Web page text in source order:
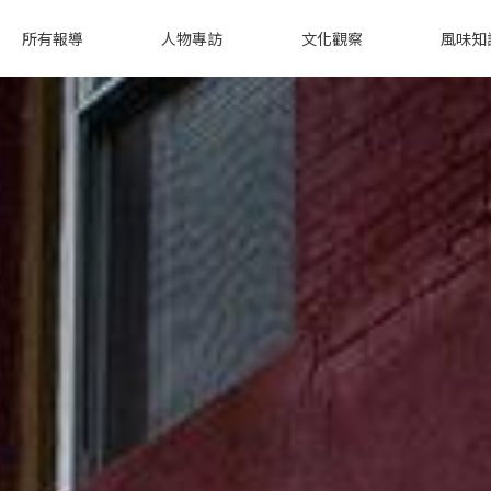
所有報導 人物專訪 文化觀察 風味知